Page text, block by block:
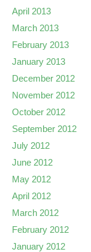
April 2013
March 2013
February 2013
January 2013
December 2012
November 2012
October 2012
September 2012
July 2012
June 2012
May 2012
April 2012
March 2012
February 2012
January 2012